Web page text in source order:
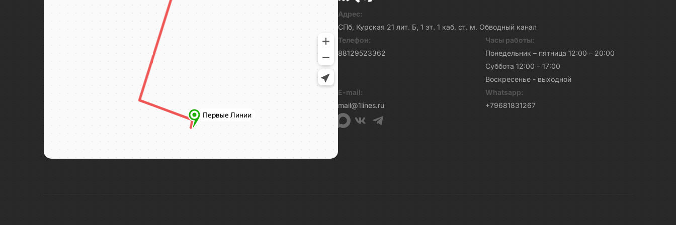
В погоне за северным сиянием
Великие Луки
Адрес:
СПб, Курская 21 лит. Б, 1 эт. 1 каб. ст. м. Обводный канал
Телефон:
88129523362
Часы работы:
Понедельник – пятница 12:00 – 20:00
Суббота 12:00 – 17:00
Воскресенье - выходной
E-mail:
mail@1lines.ru
Whatsapp:
+79681831267